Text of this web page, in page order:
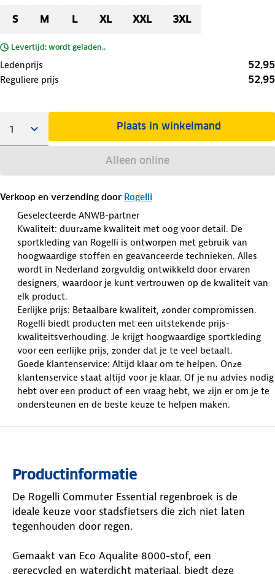
S M L XL XXL 3XL
Levertijd: wordt geladen..
Ledenprijs 52,95
Reguliere prijs 52,95
Plaats in winkelmand
Alleen online
Verkoop en verzending door Rogelli
Geselecteerde ANWB-partner
Kwaliteit: duurzame kwaliteit met oog voor detail. De
sportkleding van Rogelli is ontworpen met gebruik van
hoogwaardige stoffen en geavanceerde technieken. Alles
wordt in Nederland zorgvuldig ontwikkeld door ervaren
designers, waardoor je kunt vertrouwen op de kwaliteit van
elk product.
Eerlijke prijs: Betaalbare kwaliteit, zonder compromissen.
Rogelli biedt producten met een uitstekende prijs-
kwaliteitsverhouding. Je krijgt hoogwaardige sportkleding
voor een eerlijke prijs, zonder dat je te veel betaalt.
Goede klantenservice: Altijd klaar om te helpen. Onze
klantenservice staat altijd voor je klaar. Of je nu advies nodig
hebt over een product of een vraag hebt, we zijn er om je te
ondersteunen en de beste keuze te helpen maken.
Productinformatie
De Rogelli Commuter Essential regenbroek is de
ideale keuze voor stadsfietsers die zich niet laten
tegenhouden door regen.
Gemaakt van Eco Aqualite 8000-stof, een
gerecycled en waterdicht materiaal, biedt deze